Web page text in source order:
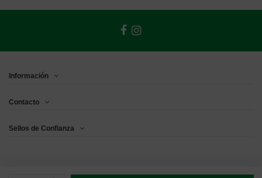
Información
Contacto
Sellos de Confianza